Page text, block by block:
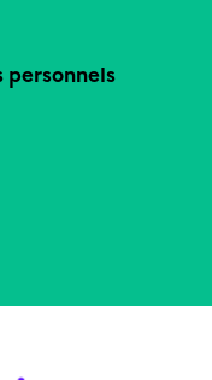
personnels